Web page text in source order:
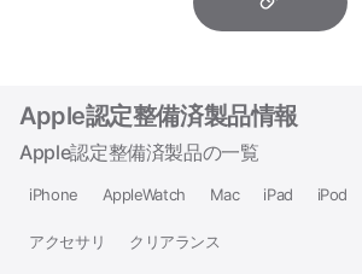
Apple認定整備済製品情報
Apple認定整備済製品の一覧
iPhone AppleWatch Mac iPad iPod
アクセサリ クリアランス